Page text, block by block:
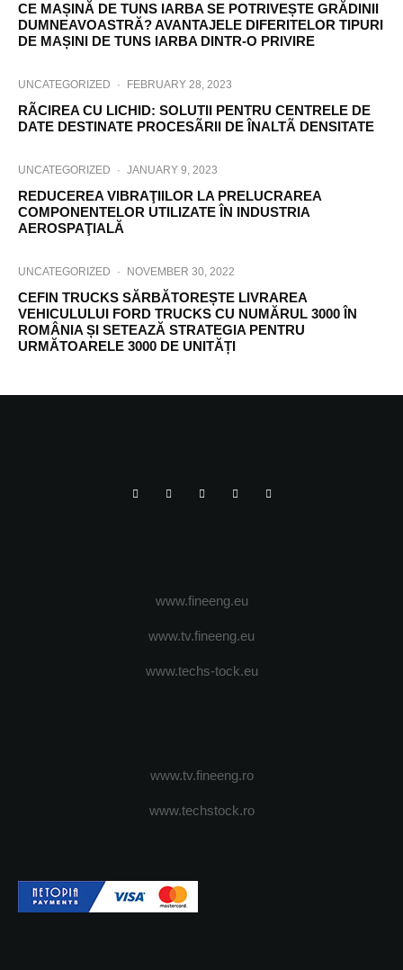
CE MAȘINĂ DE TUNS IARBA SE POTRIVEȘTE GRĂDINII
DUMNEAVOASTRĂ? AVANTAJELE DIFERITELOR TIPURI
DE MAȘINI DE TUNS IARBA DINTR-O PRIVIRE
UNCATEGORIZED · FEBRUARY 28, 2023
RÃCIREA CU LICHID: SOLUTII PENTRU CENTRELE DE
DATE DESTINATE PROCESÃRII DE ÎNALTÃ DENSITATE
UNCATEGORIZED · JANUARY 9, 2023
REDUCEREA VIBRAŢIILOR LA PRELUCRAREA
COMPONENTELOR UTILIZATE ÎN INDUSTRIA
AEROSPAŢIALĂ
UNCATEGORIZED · NOVEMBER 30, 2022
CEFIN TRUCKS SĂRBĂTOREȘTE LIVRAREA
VEHICULULUI FORD TRUCKS CU NUMĂRUL 3000 ÎN
ROMÂNIA ȘI SETEAZĂ STRATEGIA PENTRU
URMĂTOARELE 3000 DE UNITĂȚI
www.fineeng.eu
www.tv.fineeng.eu
www.techs-tock.eu
www.tv.fineeng.ro
www.techstock.ro